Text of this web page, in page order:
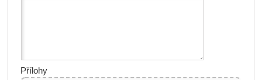
Přílohy